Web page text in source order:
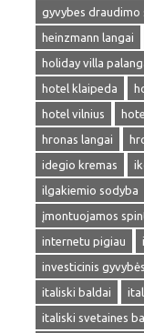
gyvybes draudimo
heinzmann langai
holiday villa
hotel klaipeda
hotel vilnius
hronas langai
idegio kremas
ilgakiemio sodyba
įmontuojamos
internetu pigiau
investicinis
italiski baldai
italiski svetaines